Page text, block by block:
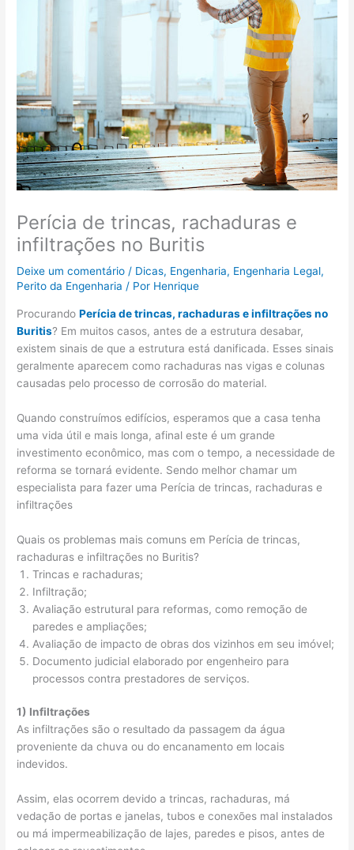
Perícia de trincas, rachaduras e
infiltrações no Buritis
Deixe um comentário / Dicas, Engenharia, Engenharia Legal,
Perito da Engenharia / Por Henrique
ProcurandoPerícia de trincas, rachaduras e infiltrações no
Buritis? Em muitos casos, antes de a estrutura desabar,
existem sinais de que a estrutura está danificada. Esses sinais
geralmente aparecem como rachaduras nas vigas e colunas
causadas pelo processo de corrosão do material.
Quando construímos edifícios, esperamos que a casa tenha
uma vida útil e mais longa, afinal este é um grande
investimento econômico, mas com o tempo, a necessidade de
reforma se tornará evidente. Sendo melhor chamar um
especialista para fazer uma Perícia de trincas, rachaduras e
infiltrações
Quais os problemas mais comuns em Perícia de trincas,
rachaduras e infiltrações no Buritis?
Trincas e rachaduras;
Infiltração;
Avaliação estrutural para reformas, como remoção de
paredes e ampliações;
Avaliação de impacto de obras dos vizinhos em seu imóvel;
Documento judicial elaborado por engenheiro para
processos contra prestadores de serviços.
1) Infiltrações
As infiltrações são o resultado da passagem da água
proveniente da chuva ou do encanamento em locais
indevidos.
Assim, elas ocorrem devido a trincas, rachaduras, má
vedação de portas e janelas, tubos e conexões mal instalados
ou má impermeabilização de lajes, paredes e pisos, antes de